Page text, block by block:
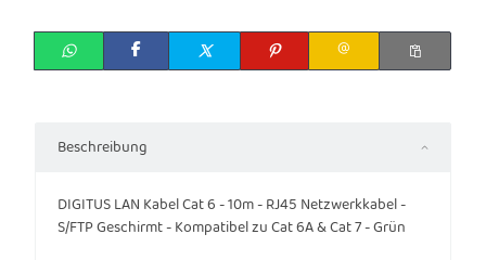
Beschreibung
DIGITUS LAN Kabel Cat 6 - 10m - RJ45 Netzwerkkabel -
S/FTP Geschirmt - Kompatibel zu Cat 6A & Cat 7 - Grün